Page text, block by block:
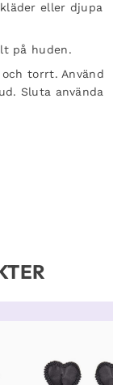
eller djupa
på huden.
torrt. Använd
Sluta använda